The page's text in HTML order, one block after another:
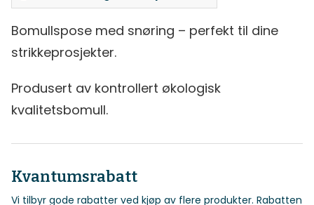
Bomullspose med snøring – perfekt til dine
strikkeprosjekter.
Produsert av kontrollert økologisk
kvalitetsbomull.
Kvantumsrabatt
Vi tilbyr gode rabatter ved kjøp av flere produkter. Rabatten